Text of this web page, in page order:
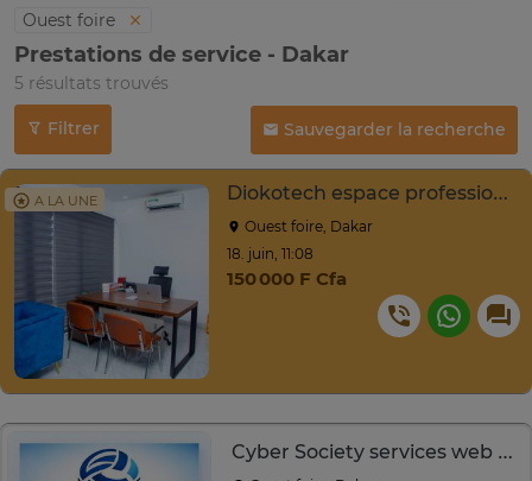
Ouest foire
Prestations de service - Dakar
5 résultats trouvés
Filtrer Sauvegarder la recherche
A LA UNE Diokotech espace professionnel flexible bureau privé
Ouest foire, Dakar
18. juin, 11:08
150 000 F Cfa
Cyber Society services web et marketing digital